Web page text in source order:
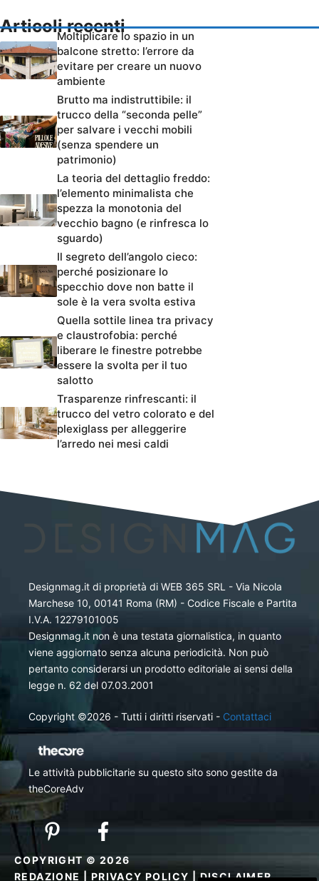
Articoli recenti
Moltiplicare lo spazio in un
balcone stretto: l’errore da
evitare per creare un nuovo
ambiente
Brutto ma indistruttibile: il
trucco della “seconda pelle”
per salvare i vecchi mobili
(senza spendere un
patrimonio)
La teoria del dettaglio freddo:
l’elemento minimalista che
spezza la monotonia del
vecchio bagno (e rinfresca lo
sguardo)
Il segreto dell’angolo cieco:
perché posizionare lo
specchio dove non batte il
sole è la vera svolta estiva
Quella sottile linea tra privacy
e claustrofobia: perché
liberare le finestre potrebbe
essere la svolta per il tuo
salotto
Trasparenze rinfrescanti: il
trucco del vetro colorato e del
plexiglass per alleggerire
l’arredo nei mesi caldi
Designmag.it di proprietà di WEB 365 SRL - Via Nicola
Marchese 10, 00141 Roma (RM) - Codice Fiscale e Partita
I.V.A. 12279101005
Designmag.it non è una testata giornalistica, in quanto
viene aggiornato senza alcuna periodicità. Non può
pertanto considerarsi un prodotto editoriale ai sensi della
legge n. 62 del 07.03.2001
Copyright ©2026 - Tutti i diritti riservati - Contattaci
Le attività pubblicitarie su questo sito sono gestite da
theCoreAdv
COPYRIGHT © 2026
REDAZIONE
PRIVACY POLICY |DISCLAIMER